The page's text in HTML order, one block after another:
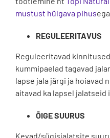
mustust hülgava pihusega.
REGULEERITAVUS
Reguleeritavad
kummipaelad tagavad
lapse jala järgi ja hoiavad
aitavad ka lapsel jalatseid
ÕIGE SUURUS
Kevad/sügisjalatsite